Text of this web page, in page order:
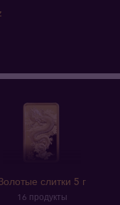
слитки 5 г
16 продукты